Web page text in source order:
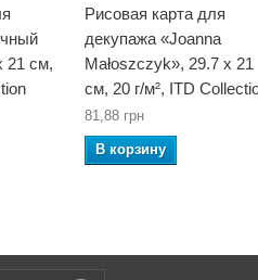
21 см,
Рисовая карта для
декупажа «Joanna
Małoszczyk», 29.7 x 21
см, 20 г/м², ITD
81,88 грн
В корзину